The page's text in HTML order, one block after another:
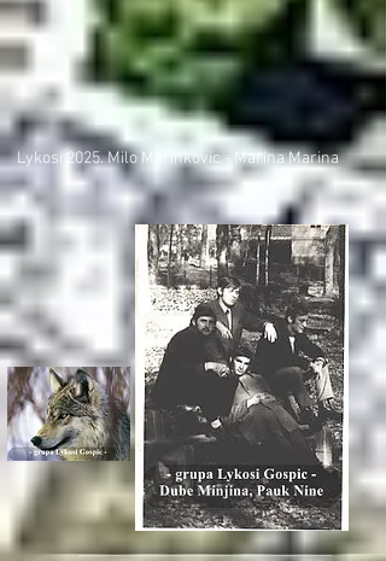
Lykosi 2025. Milo Marinkovic - Marina Marina